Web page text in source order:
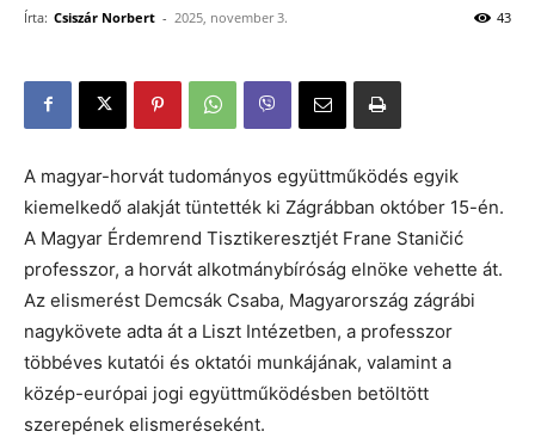
Írta: Csiszár Norbert - 2025, november 3. 43
A magyar-horvát tudományos együttműködés egyik
kiemelkedő alakját tüntették ki Zágrábban október 15-én.
A Magyar Érdemrend Tisztikeresztjét Frane Staničić
professzor, a horvát alkotmánybíróság elnöke vehette át.
Az elismerést Demcsák Csaba, Magyarország zágrábi
nagykövete adta át a Liszt Intézetben, a professzor
többéves kutatói és oktatói munkájának, valamint a
közép-európai jogi együttműködésben betöltött
szerepének elismeréseként.